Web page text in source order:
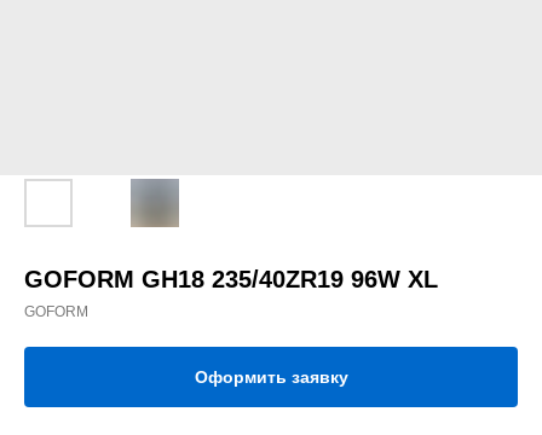
GOFORM GH18 235/40ZR19 96W XL
GOFORM
Оформить заявку